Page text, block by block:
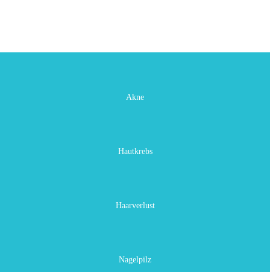
Akne
Hautkrebs
Haarverlust
Nagelpilz